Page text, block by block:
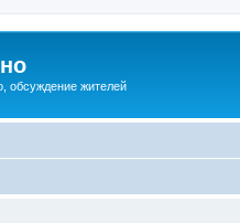
обсуждение жителей